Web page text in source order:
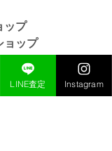
ップ
ョップ
LINE査定 Instagram